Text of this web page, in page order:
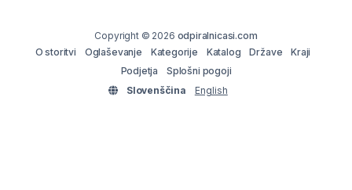
Copyright © 2026 odpiralnicasi.com
O storitvi
Oglaševanje Kategorije Katalog Države
Kraji
Podjetja
Splošni pogoji
Slovenščina
English